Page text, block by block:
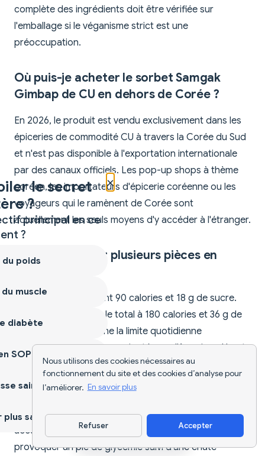
Nous utilisons des cookies nécessaires au
fonctionnement du site et des cookies d’analyse pour
l’améliorer. En savoir plus
Refuser Accepter
complète des ingrédients doit être vérifiée sur
l'emballage si le véganisme strict est une
préoccupation.
Où puis-je acheter le sorbet Samgak
Gimbap de CU en dehors de Corée ?
En 2026, le produit est vendu exclusivement dans les
épiceries de commodité CU à travers la Corée du Sud
et n'est pas disponible à l'exportation internationale
par des canaux officiels. Les pop-up shops à thème
coréen, les importateurs d'épicerie coréenne ou les
voyageurs qui le ramènent de Corée sont
actuellement les seuls moyens d'y accéder à l'étranger.
Peut-on manger plusieurs pièces en
Chaque pièce contient 90 calories et 18 g de sucre.
Deux pièces portent le total à 180 calories et 36 g de
sucre, ce qui approche la limite quotidienne
recommandée en sucres ajoutés par l'American Heart
Association (25 g pour les femmes, 36 g pour les
hommes) en une seule collation. Pour les régimes
pièce est une gâterie raisonnable ; deux pièces ou plus
accumulent rapidement la charge en sucre et peuvent
provoquer un pic de glycémie suivi d'une chute
Télécharger l'appli
×
le secret
?
principal en ce
?
poids
muscle
diabète
SOPK
saine
sain